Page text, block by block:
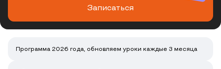
Записаться
Программа 2026 года, обновляем уроки каждые 3 месяца